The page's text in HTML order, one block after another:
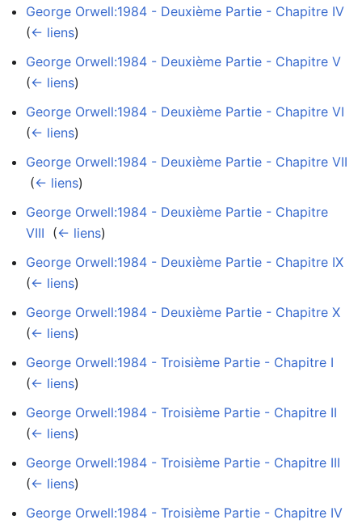
George Orwell:1984 - Deuxième Partie - Chapitre IV
(← liens)
George Orwell:1984 - Deuxième Partie - Chapitre V
(← liens)
George Orwell:1984 - Deuxième Partie - Chapitre VI
(← liens)
George Orwell:1984 - Deuxième Partie - Chapitre VII
(← liens)
George Orwell:1984 - Deuxième Partie - Chapitre
VIII (← liens)
George Orwell:1984 - Deuxième Partie - Chapitre IX
(← liens)
George Orwell:1984 - Deuxième Partie - Chapitre X
(← liens)
George Orwell:1984 - Troisième Partie - Chapitre I
(← liens)
George Orwell:1984 - Troisième Partie - Chapitre II
(← liens)
George Orwell:1984 - Troisième Partie - Chapitre III
(← liens)
George Orwell:1984 - Troisième Partie - Chapitre IV